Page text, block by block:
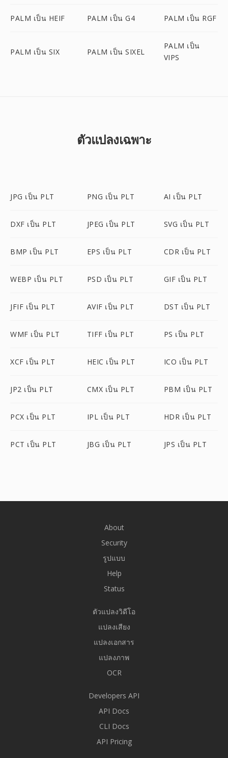
PALM เป็น HEIF PALM เป็น G4 PALM เป็น RGF
PALM เป็น SIX PALM เป็น SIXEL
PALM เป็น
VIPS
ตัวแปลงเฉพาะ
JPG เป็น PLT PNG เป็น PLT AI เป็น PLT
DXF เป็น PLT JPEG เป็น PLT SVG เป็น PLT
BMP เป็น PLT EPS เป็น PLT CDR เป็น PLT
WEBP เป็น PLT PSD เป็น PLT GIF เป็น PLT
JFIF เป็น PLT AVIF เป็น PLT DST เป็น PLT
WMF เป็น PLT TIFF เป็น PLT PS เป็น PLT
XCF เป็น PLT HEIC เป็น PLT ICO เป็น PLT
JP2 เป็น PLT CMX เป็น PLT PBM เป็น PLT
PCX เป็น PLT IPL เป็น PLT HDR เป็น PLT
PCT เป็น PLT JBG เป็น PLT JPS เป็น PLT
About
Security
รูปแบบ
Help
Status
ตัวแปลงวิดีโอ
แปลงเสียง
แปลงเอกสาร
แปลงภาพ
OCR
Developers API
API Docs
CLI Docs
API Pricing